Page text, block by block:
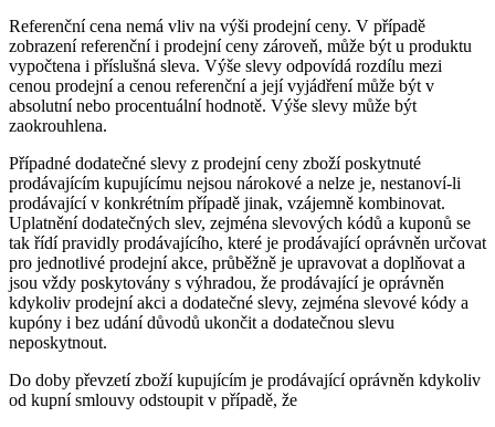
Referenční cena nemá vliv na výši prodejní ceny. V případě
zobrazení referenční i prodejní ceny zároveň, může být u produktu
vypočtena i příslušná sleva. Výše slevy odpovídá rozdílu mezi
cenou prodejní a cenou referenční a její vyjádření může být v
absolutní nebo procentuální hodnotě. Výše slevy může být
zaokrouhlena.
Případné dodatečné slevy z prodejní ceny zboží poskytnuté
prodávajícím kupujícímu nejsou nárokové a nelze je, nestanoví-li
prodávající v konkrétním případě jinak, vzájemně kombinovat.
Uplatnění dodatečných slev, zejména slevových kódů a kuponů se
tak řídí pravidly prodávajícího, které je prodávající oprávněn určovat
pro jednotlivé prodejní akce, průběžně je upravovat a doplňovat a
jsou vždy poskytovány s výhradou, že prodávající je oprávněn
kdykoliv prodejní akci a dodatečné slevy, zejména slevové kódy a
kupóny i bez udání důvodů ukončit a dodatečnou slevu
neposkytnout.
Do doby převzetí zboží kupujícím je prodávající oprávněn kdykoliv
od kupní smlouvy odstoupit v případě, že